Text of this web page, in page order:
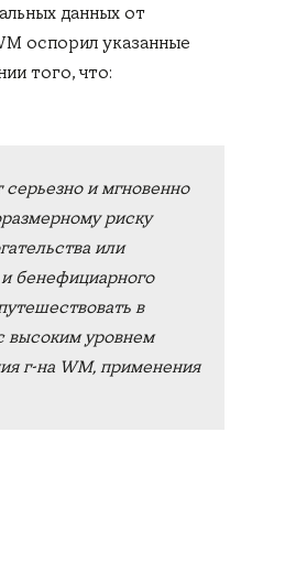
данных от
оспорил указанные
того, что:
и мгновенно
риску
или
бенефициарного
в
высоким уровнем
г-на WM, применения